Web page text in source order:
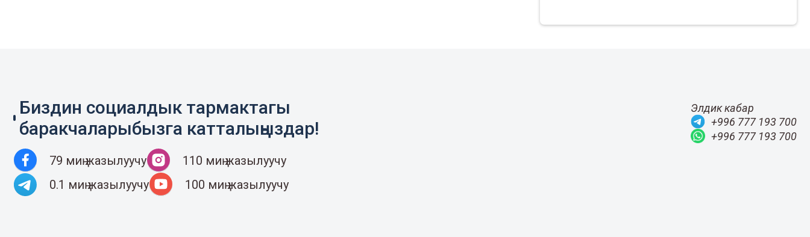
Биздин социалдык тармактагы
баракчаларыбызга катталыңыздар!
79 миң жазылуучу
110 миң жазылуучу
0.1 миң жазылуучу
100 миң жазылуучу
Элдик кабар
+996 777 193 700
+996 777 193 700